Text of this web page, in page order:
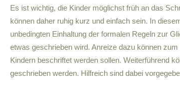
Es ist wichtig, die Kinder möglichst früh an das
können daher ruhig kurz und einfach sein. In
unbedingten Einhaltung der formalen Regeln zur
etwas geschrieben wird. Anreize dazu können
Kindern beschriftet werden sollen. Weiterführend
geschrieben werden. Hilfreich sind dabei